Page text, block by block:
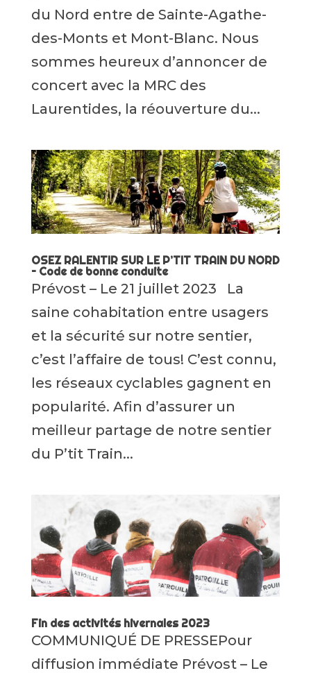
du Nord entre de Sainte-Agathe-
des-Monts et Mont-Blanc. Nous
sommes heureux d’annoncer de
concert avec la MRC des
Laurentides, la réouverture du...
OSEZ RALENTIR SUR LE P’TIT TRAIN DU NORD
– Code de bonne conduite
Prévost – Le 21 juillet 2023 La
saine cohabitation entre usagers
et la sécurité sur notre sentier,
c’est l’affaire de tous! C’est connu,
les réseaux cyclables gagnent en
popularité. Afin d’assurer un
meilleur partage de notre sentier
du P’tit Train...
Fin des activités hivernales 2023
COMMUNIQUÉ DE PRESSEPour
diffusion immédiate Prévost – Le